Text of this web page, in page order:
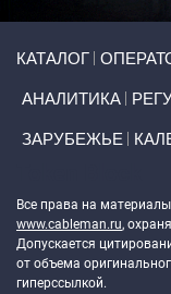
КАТАЛОГ
АНАЛИТИКА
ЗАРУБЕЖЬЕ
Все права на
www.cableman.ru,
Допускается
от объема
гиперссылкой.